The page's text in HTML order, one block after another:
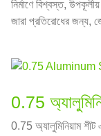
নির্মাণে বিশ্বস্ত,
জারা প্রতিরোধের জন্য,
0.75
0.75 অ্যালুমিনিয়াম শীট